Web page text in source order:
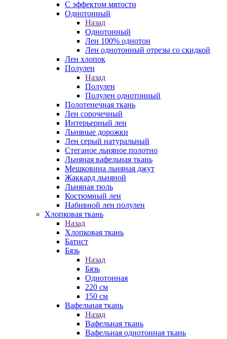
С эффектом мятости
Однотонный
Назад
Однотонный
Лен 100% однотон
Лен однотонный отрезы со скидкой
Лен хлопок
Полулен
Назад
Полулен
Полулен однотонный
Полотенечная ткань
Лен сорочечный
Интерьерный лен
Льняные дорожки
Лен серый натуральный
Стеганое льняное полотно
Льняная вафельная ткань
Мешковина льняная джут
Жаккард льняной
Льняная тюль
Костюмный лен
Набивной лен полулен
Хлопковая ткань
Назад
Хлопковая ткань
Батист
Бязь
Назад
Бязь
Однотонная
220 см
150 см
Вафельная ткань
Назад
Вафельная ткань
Вафельная однотонная ткань